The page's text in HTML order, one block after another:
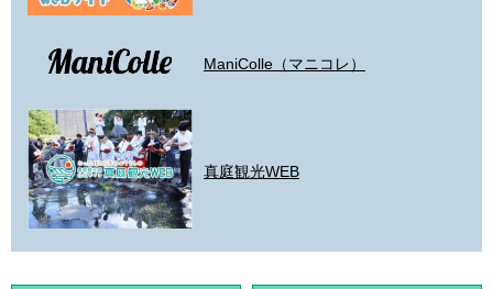
ManiColle（マニコレ）
真庭観光WEB